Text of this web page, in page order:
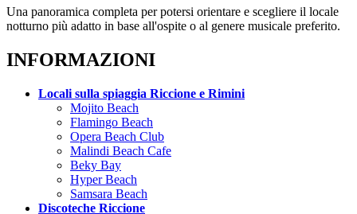
Una panoramica completa per potersi orientare e scegliere il locale
notturno più adatto in base all'ospite o al genere musicale preferito.
INFORMAZIONI
Locali sulla spiaggia Riccione e Rimini
Mojito Beach
Flamingo Beach
Opera Beach Club
Malindi Beach Cafe
Beky Bay
Hyper Beach
Samsara Beach
Discoteche Riccione